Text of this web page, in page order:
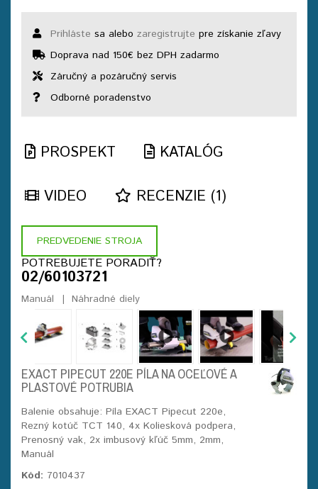
Prihláste sa alebo zaregistrujte pre získanie zľavy
Doprava nad 150€ bez DPH zadarmo
Záručný a pozáručný servis
Odborné poradenstvo
PROSPEKT KATALÓG
VIDEO RECENZIE (1)
PREDVEDENIE STROJA
POTREBUJETE PORADIŤ?
02/60103721
Manuál Náhradné diely
EXACT PIPECUT 220E PÍLA NA OCEĽOVÉ A
PLASTOVÉ POTRUBIA
Balenie obsahuje: Píla EXACT Pipecut 220e,
Rezný kotúč TCT 140, 4x Koliesková podpera,
Prenosný vak, 2x imbusový kľúč 5mm, 2mm,
Manuál
Kód: 7010437